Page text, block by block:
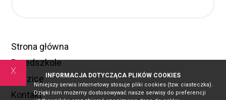
Strona główna
Przedszkole
Rodzice
Kontakt
x INFORMACJA DOTYCZĄCA PLIKÓW COOKIES
Niniejszy serwis internetowy stosuje pliki cookies (tzw. ciasteczka).
Dzięki nim możemy dostosowywać nasze serwisy do preferencji